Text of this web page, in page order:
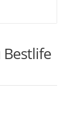
Bestlife